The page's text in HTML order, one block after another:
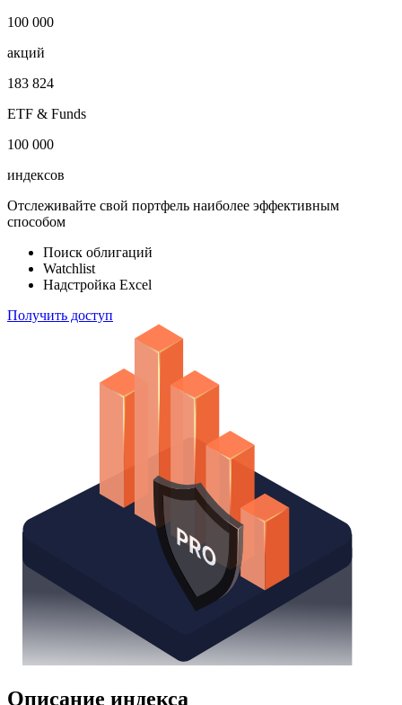
100 000
акций
183 824
ETF & Funds
100 000
индексов
Отслеживайте свой портфель наиболее эффективным
способом
Поиск облигаций
Watchlist
Надстройка Excel
Получить доступ
Описание индекса